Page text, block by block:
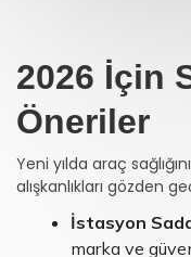
2026 İçin
Öneriler
Yeni yılda araç
alışkanlıkları gözden
İstasyon
marka ve